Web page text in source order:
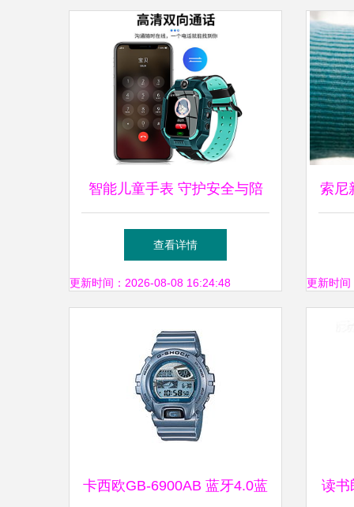
智能儿童手表 守护安全与陪
伴成长的多功能神器
查看详情
更新时间：2026-08-08 16:24:48
索尼
更新时
卡西欧GB-6900AB 蓝牙4.0蓝 读书